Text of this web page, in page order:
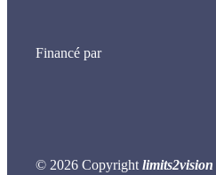
Financé par
© 2026 Copyrightlimits2vision